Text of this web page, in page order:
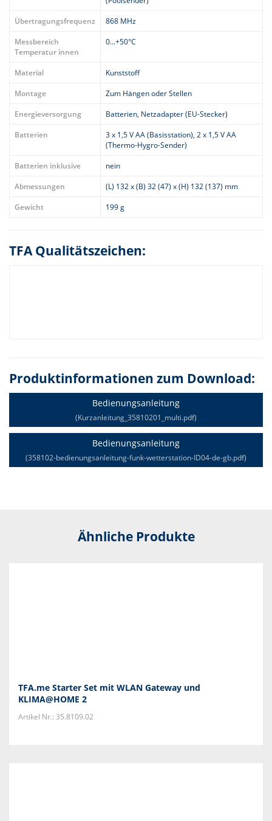
Übertragungsfrequenz
868 MHz
Messbereich
Temperatur innen
0...+50°C
Material
Kunststoff
Montage
Zum Hängen oder Stellen
Energieversorgung
Batterien, Netzadapter (EU-Stecker)
Batterien
3 x 1,5 V AA (Basisstation), 2 x 1,5 V AA
(Thermo-Hygro-Sender)
Batterien inklusive
nein
Abmessungen
(L) 132 x (B) 32 (47) x (H) 132 (137) mm
Gewicht
199 g
TFA Qualitätszeichen:
Produktinformationen zum Download:
Bedienungsanleitung
(Kurzanleitung_35810201_multi.pdf)
Bedienungsanleitung
(358102-bedienungsanleitung-funk-wetterstation-ID04-de-gb.pdf)
Ähnliche Produkte
TFA.me Starter Set mit WLAN Gateway und
KLIMA@HOME 2
Artikel Nr.: 35.8109.02